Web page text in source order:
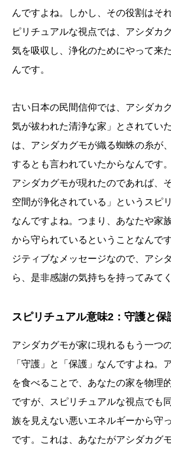
んですよね。しかし、その役割はそ
ピリチュアルな視点では、アシダカ
気を吸収し、浄化のためにやって来
んです。
古い日本の民間信仰では、アシダカ
気が祓われた清浄な家」とされてい
は、アシダカグモが織る蜘蛛の糸が
するとも言われていたからなんです
アシダカグモが現れたのであれば、
空間が浄化されている」というスピ
なんですよね。つまり、あなたや家
から守られているということなんで
ジティブなメッセージなので、アシ
ら、是非感謝の気持ちを持ってみて
スピリチュアル意味2：守護と
アシダカグモが家に現れるもう一つ
「守護」と「保護」なんですよね。
を食べることで、あなたの家を物理
ですが、スピリチュアルな視点でも
族を見えない悪いエネルギーから守
です。これは、あなたがアシダカグ